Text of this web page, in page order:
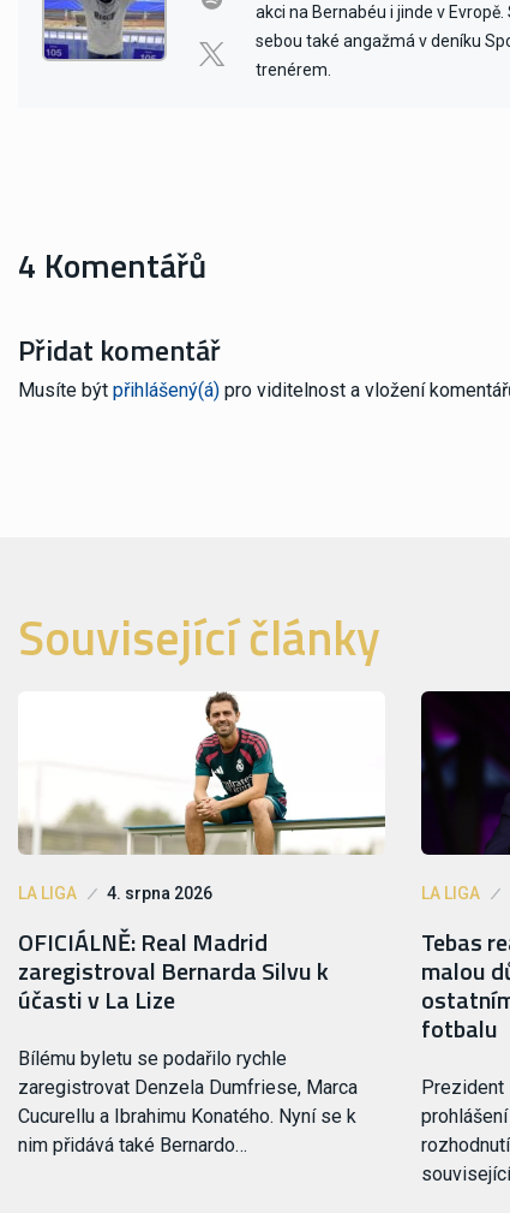
akci na Bernabéu i jinde v
sebou také angažmá v deníku
trenérem.
4 Komentářů
Přidat komentář
Musíte být přihlášený(á) pro viditelnost a vložení
Související články
LA LIGA 4. srpna 2026
OFICIÁLNĚ: Real Madrid
zaregistroval Bernarda Silvu k
účasti v La Lize
Bílému byletu se podařilo rychle
zaregistrovat Denzela Dumfriese, Marca
Cucurellu a Ibrahimu Konatého. Nyní se k
nim přidává také Bernardo…
LA LIGA
Tebas
malou
fotbalu
Prezident